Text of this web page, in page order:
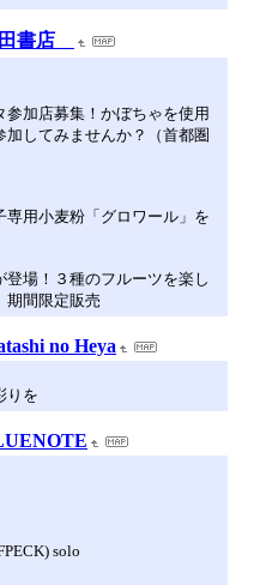
書店
加店募集！かぼちゃを使用
加してみませんか？（首都圏
用小麦粉「グロワール」を
登場！３種のフルーツを楽し
期間限定販売
no Heya
りを
solo